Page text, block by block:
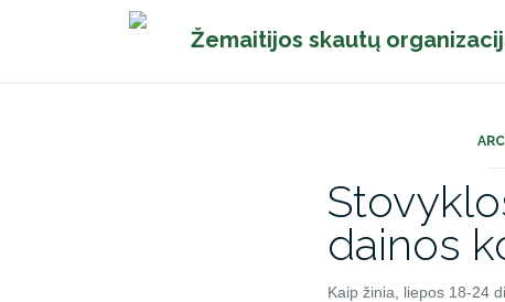
Žemaitijos skautų
dainos
Kaip žinia, liepos 18-24